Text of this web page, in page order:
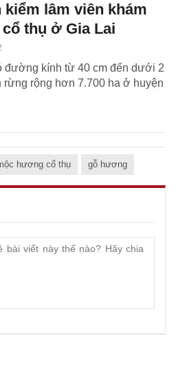
kiểm lâm viên khám
thụ ở Gia Lai
đường kính từ 40 cm đến dưới 2
rừng rộng hơn 7.700 ha ở huyện
hương cổ thụ gỗ hương